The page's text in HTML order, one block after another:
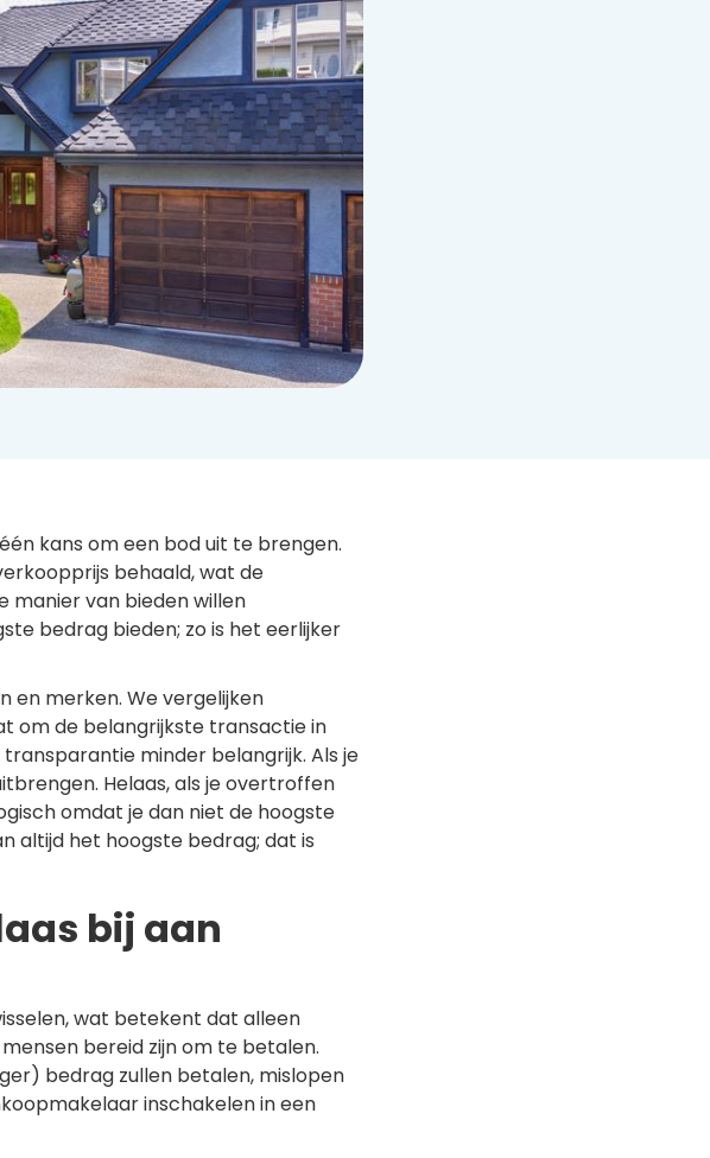
kans om een bod uit te brengen.
behaald, wat de
manier van bieden willen
bedrag bieden; zo is het eerlijker
en merken. We vergelijken
om de belangrijkste transactie in
minder belangrijk. Als je
Helaas, als je overtroffen
omdat je dan niet de hoogste
altijd het hoogste bedrag; dat is
bij aan
wat betekent dat alleen
bereid zijn om te betalen.
bedrag zullen betalen, mislopen
inschakelen in een